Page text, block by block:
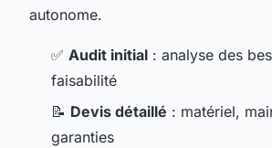
autonome.
✅ Audit initial : analyse des
faisabilité
📝 Devis détaillé : matériel,
garanties